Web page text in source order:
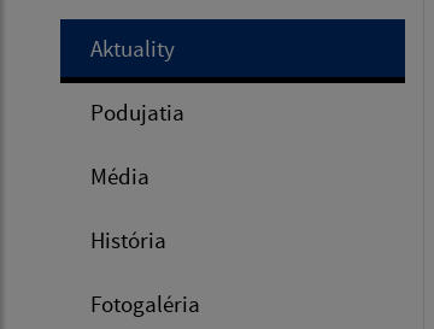
Aktuality
Podujatia
Média
História
Fotogaléria